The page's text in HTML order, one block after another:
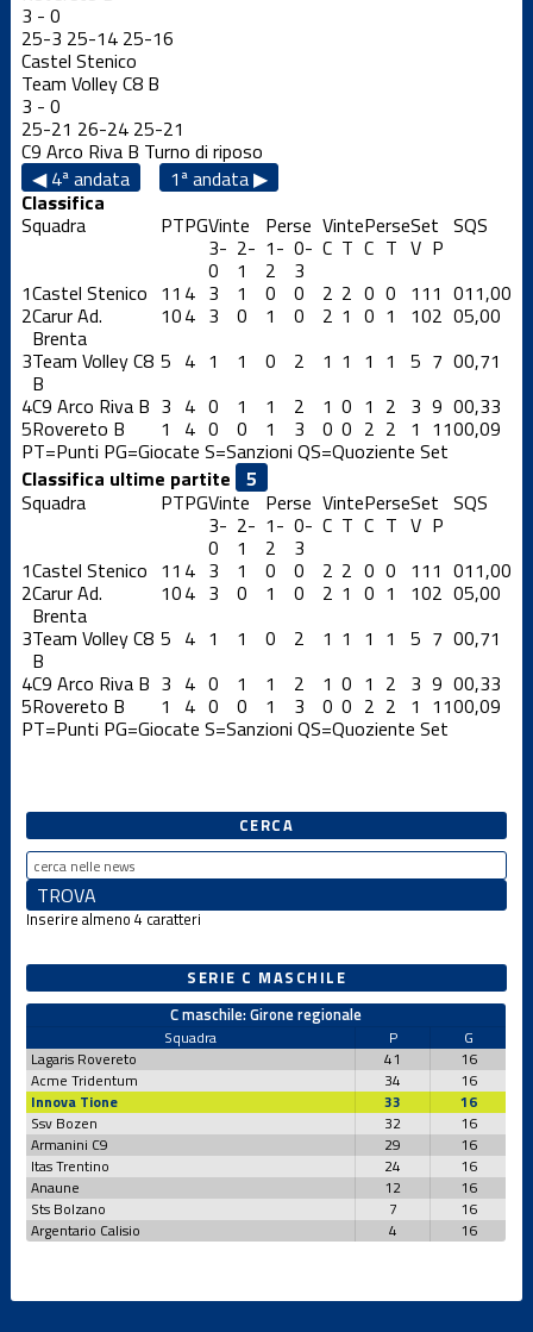
3 - 0
25-3 25-14 25-16
Castel Stenico
Team Volley C8 B
3 - 0
25-21 26-24 25-21
C9 Arco Riva B Turno di riposo
◀ 4ª andata
1ª andata ▶
Classifica
Squadra PTPGVinte Perse VintePerseSet SQS
3-
0
2-
1
1-
2
0-
3
C T C T V P
1Castel Stenico 11 4 3 1 0 0 2 2 0 0 111 011,00
2Carur Ad.
Brenta
104 3 0 1 0 2 1 0 1 102 05,00
3Team Volley C8
B
5 4 1 1 0 2 1 1 1 1 5 7 00,71
4C9 Arco Riva B 3 4 0 1 1 2 1 0 1 2 3 9 00,33
5Rovereto B 1 4 0 0 1 3 0 0 2 2 1 1100,09
PT=Punti PG=Giocate S=Sanzioni QS=Quoziente Set
Classifica ultime partite
Squadra
PTPGVinte Perse VintePerseSet SQS
3-
0
2-
1
1-
2
0-
3
C T C T V P
1Castel Stenico 11 4 3 1 0 0 2 2 0 0 111 011,00
2Carur Ad.
Brenta
104 3 0 1 0 2 1 0 1 102 05,00
3Team Volley C8
B
5 4 1 1 0 2 1 1 1 1 5 7 00,71
4C9 Arco Riva B 3 4 0 1 1 2 1 0 1 2 3 9 00,33
5Rovereto B 1 4 0 0 1 3 0 0 2 2 1 1100,09
PT=Punti PG=Giocate S=Sanzioni QS=Quoziente Set
CERCA
Inserire almeno 4 caratteri
SERIE C MASCHILE
C maschile: Girone regionale
Squadra P
G
Lagaris Rovereto
41
16
Acme Tridentum
34
16
Innova Tione
33
16
Ssv Bozen
32
16
Armanini C9
29
16
Itas Trentino
24
16
Anaune
12
16
Sts Bolzano
7
16
Argentario Calisio
4 16